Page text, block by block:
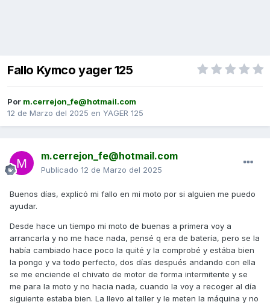
Fallo Kymco yager 125
Por m.cerrejon_fe@hotmail.com
12 de Marzo del 2025 en YAGER 125
m.cerrejon_fe@hotmail.com
Publicado 12 de Marzo del 2025
Buenos días, explicó mi fallo en mi moto por si alguien me puedo
ayudar.
Desde hace un tiempo mi moto de buenas a primera voy a
arrancarla y no me hace nada, pensé q era de batería, pero se la
había cambiado hace poco la quité y la comprobé y estába bien
la pongo y va todo perfecto, dos días después andando con ella
se me enciende el chivato de motor de forma intermitente y se
me para la moto y no hacia nada, cuando la voy a recoger al día
siguiente estaba bien. La llevo al taller y le meten la máquina y no